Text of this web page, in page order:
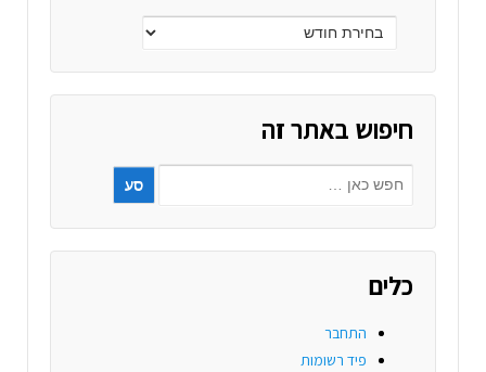
חיפוש באתר זה
כלים
התחבר
פיד רשומות